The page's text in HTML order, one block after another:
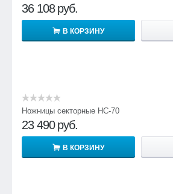
36 108 руб.
В КОРЗИНУ
Ножницы секторные НС-70
23 490 руб.
В КОРЗИНУ